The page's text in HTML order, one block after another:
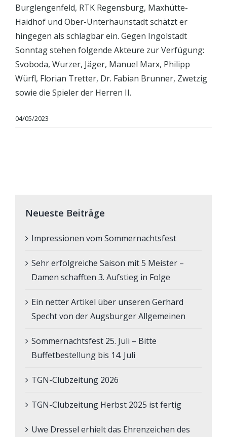
Burglengenfeld, RTK Regensburg, Maxhütte-
Haidhof und Ober-Unterhaunstadt schätzt er
hingegen als schlagbar ein. Gegen Ingolstadt
Sonntag stehen folgende Akteure zur Verfügung:
Svoboda, Wurzer, Jäger, Manuel Marx, Philipp
Würfl, Florian Tretter, Dr. Fabian Brunner, Zwetzig
sowie die Spieler der Herren II.
04/05/2023
Neueste Beiträge
Impressionen vom Sommernachtsfest
Sehr erfolgreiche Saison mit 5 Meister –
Damen schafften 3. Aufstieg in Folge
Ein netter Artikel über unseren Gerhard
Specht von der Augsburger Allgemeinen
Sommernachtsfest 25. Juli – Bitte
Buffetbestellung bis 14. Juli
TGN-Clubzeitung 2026
TGN-Clubzeitung Herbst 2025 ist fertig
Uwe Dressel erhielt das Ehrenzeichen des